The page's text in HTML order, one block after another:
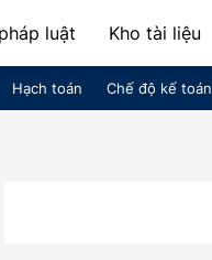
luật Kho tài liệu
Hạch toán Chế độ kế toán